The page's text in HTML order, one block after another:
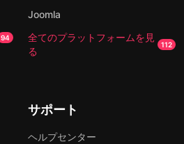
94
Joomla
全てのプラットフォームを見
る
112
サポート
ヘルプセンター